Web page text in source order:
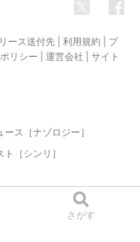
さがす
ース送付先 利用規約
プ
リシー 運営会社
サイト
ース［ナゾロジー］
［シンリ］